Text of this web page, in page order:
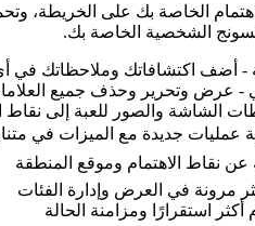
الخاصة بك على الخريطة،
الشخصية الخاصة بك.
- أضف اكتشافاتك وملاحظاتك في
- عرض وتحرير وحذف جميع
والصور للعبة إلى نقاط
عمليات جديدة مع الميزات في
نقاط الاهتمام وموقع المنطقة
مرونة في العرض وإدارة الفئات
استقرارًا ومزامنة الحالة